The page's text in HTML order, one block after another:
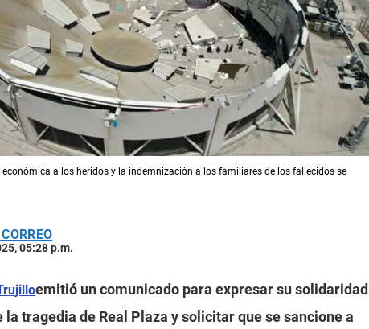
a los heridos y la indemnización a los familiares de los fallecidos se
05:28 p.m.
emitió un comunicado para expresar su solidaridad
tragedia de Real Plaza y solicitar que se sancione a